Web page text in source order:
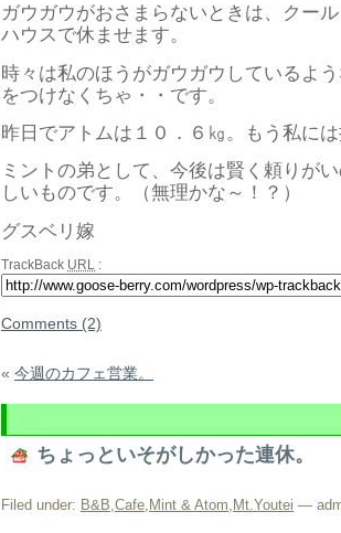
ガウガウがおさまらないときは、クー
ハウスで休ませます。
時々は私のほうがガウガウしているよ
をつけなくちゃ・・です。
昨日でアトムは１０．６㎏。もう私に
ミントの弟として、今後は賢く頼りが
しいものです。（無理かな～！？）
グスベリ嫁
TrackBack URL :
Comments (2)
« 今週のカフェ営業。
ちょっといそがしかった連休。
Filed under: B&B,Cafe, Mint & Atom, Mt.Youtei —